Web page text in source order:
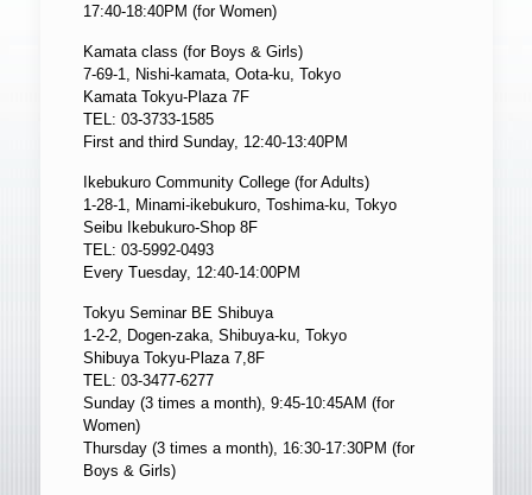
17:40-18:40PM (for Women)
Kamata class (for Boys & Girls)
7-69-1, Nishi-kamata, Oota-ku, Tokyo
Kamata Tokyu-Plaza 7F
TEL: 03-3733-1585
First and third Sunday, 12:40-13:40PM
Ikebukuro Community College (for Adults)
1-28-1, Minami-ikebukuro, Toshima-ku, Tokyo
Seibu Ikebukuro-Shop 8F
TEL: 03-5992-0493
Every Tuesday, 12:40-14:00PM
Tokyu Seminar BE Shibuya
1-2-2, Dogen-zaka, Shibuya-ku, Tokyo
Shibuya Tokyu-Plaza 7,8F
TEL: 03-3477-6277
Sunday (3 times a month), 9:45-10:45AM (for
Women)
Thursday (3 times a month), 16:30-17:30PM (for
Boys & Girls)